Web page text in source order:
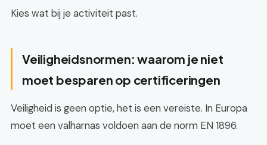
Kies wat bij je activiteit past.
Veiligheidsnormen: waarom je niet
moet besparen op certificeringen
Veiligheid is geen optie, het is een vereiste. In Europa
moet een valharnas voldoen aan de norm EN 1896.